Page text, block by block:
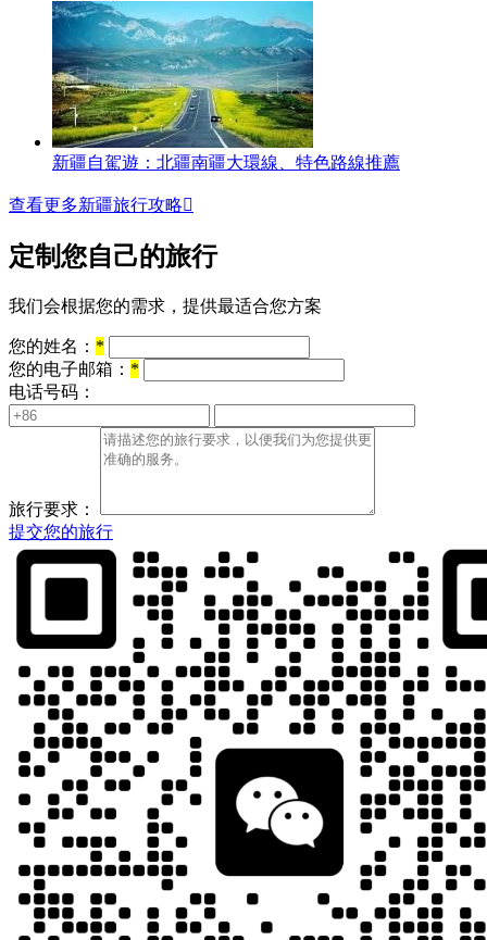
新疆自駕遊：北疆南疆大環線、特色路線推薦
查看更多新疆旅行攻略
定制您自己的旅行
我们会根据您的需求，提供最适合您方案
您的姓名： *
您的电子邮箱： *
电话号码：
旅行要求：
提交您的旅行